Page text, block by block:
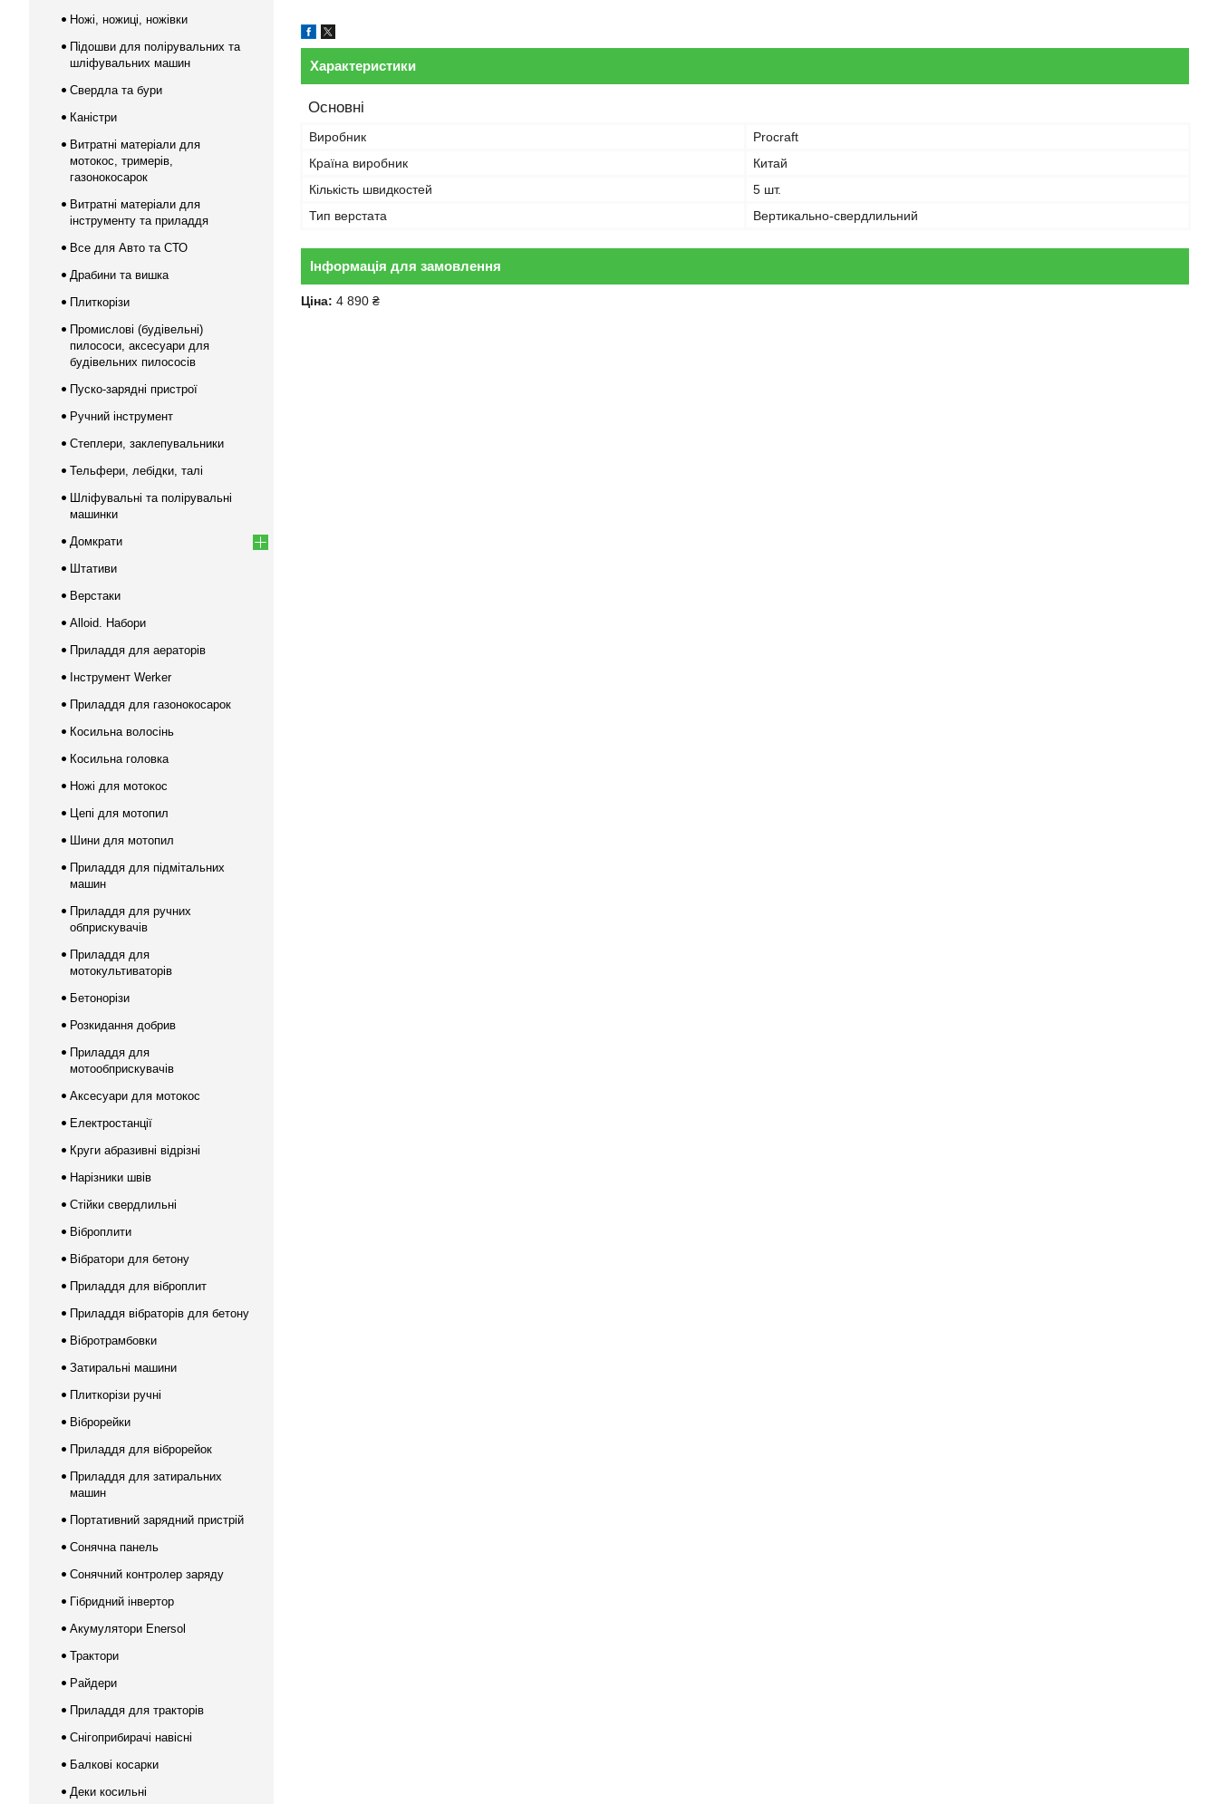
Характеристики
Основні
Виробник
Procraft
Країна виробник
Китай
Кількість швидкостей
5 шт.
Тип верстата
Вертикально-свердлильний
Інформація для замовлення
Ціна: 4 890 ₴
Ножі, ножиці, ножівки
Підошви для полірувальних та
шліфувальних машин
Свердла та бури
Каністри
Витратні матеріали для
мотокос, тримерів,
газонокосарок
Витратні матеріали для
інструменту та приладдя
Все для Авто та СТО
Драбини та вишка
Плиткорізи
Промислові (будівельні)
пилососи, аксесуари для
будівельних пилососів
Пуско-зарядні пристрої
Ручний інструмент
Степлери, заклепувальники
Тельфери, лебідки, талі
Шліфувальні та полірувальні
машинки
Домкрати
Штативи
Верстаки
Alloid. Набори
Приладдя для аераторів
Інструмент Werker
Приладдя для газонокосарок
Косильна волосінь
Косильна головка
Ножі для мотокос
Цепі для мотопил
Шини для мотопил
Приладдя для підмітальних
машин
Приладдя для ручних
обприскувачів
Приладдя для
мотокультиваторів
Бетонорізи
Розкидання добрив
Приладдя для
мотообприскувачів
Аксесуари для мотокос
Електростанції
Круги абразивні відрізні
Нарізники швів
Стійки свердлильні
Віброплити
Вібратори для бетону
Приладдя для віброплит
Приладдя вібраторів для бетону
Вібротрамбовки
Затиральні машини
Плиткорізи ручні
Віброрейки
Приладдя для віброрейок
Приладдя для затиральних
машин
Портативний зарядний пристрій
Сонячна панель
Сонячний контролер заряду
Гібридний інвертор
Акумулятори Enersol
Трактори
Райдери
Приладдя для тракторів
Снігоприбирачі навісні
Балкові косарки
Деки косильні